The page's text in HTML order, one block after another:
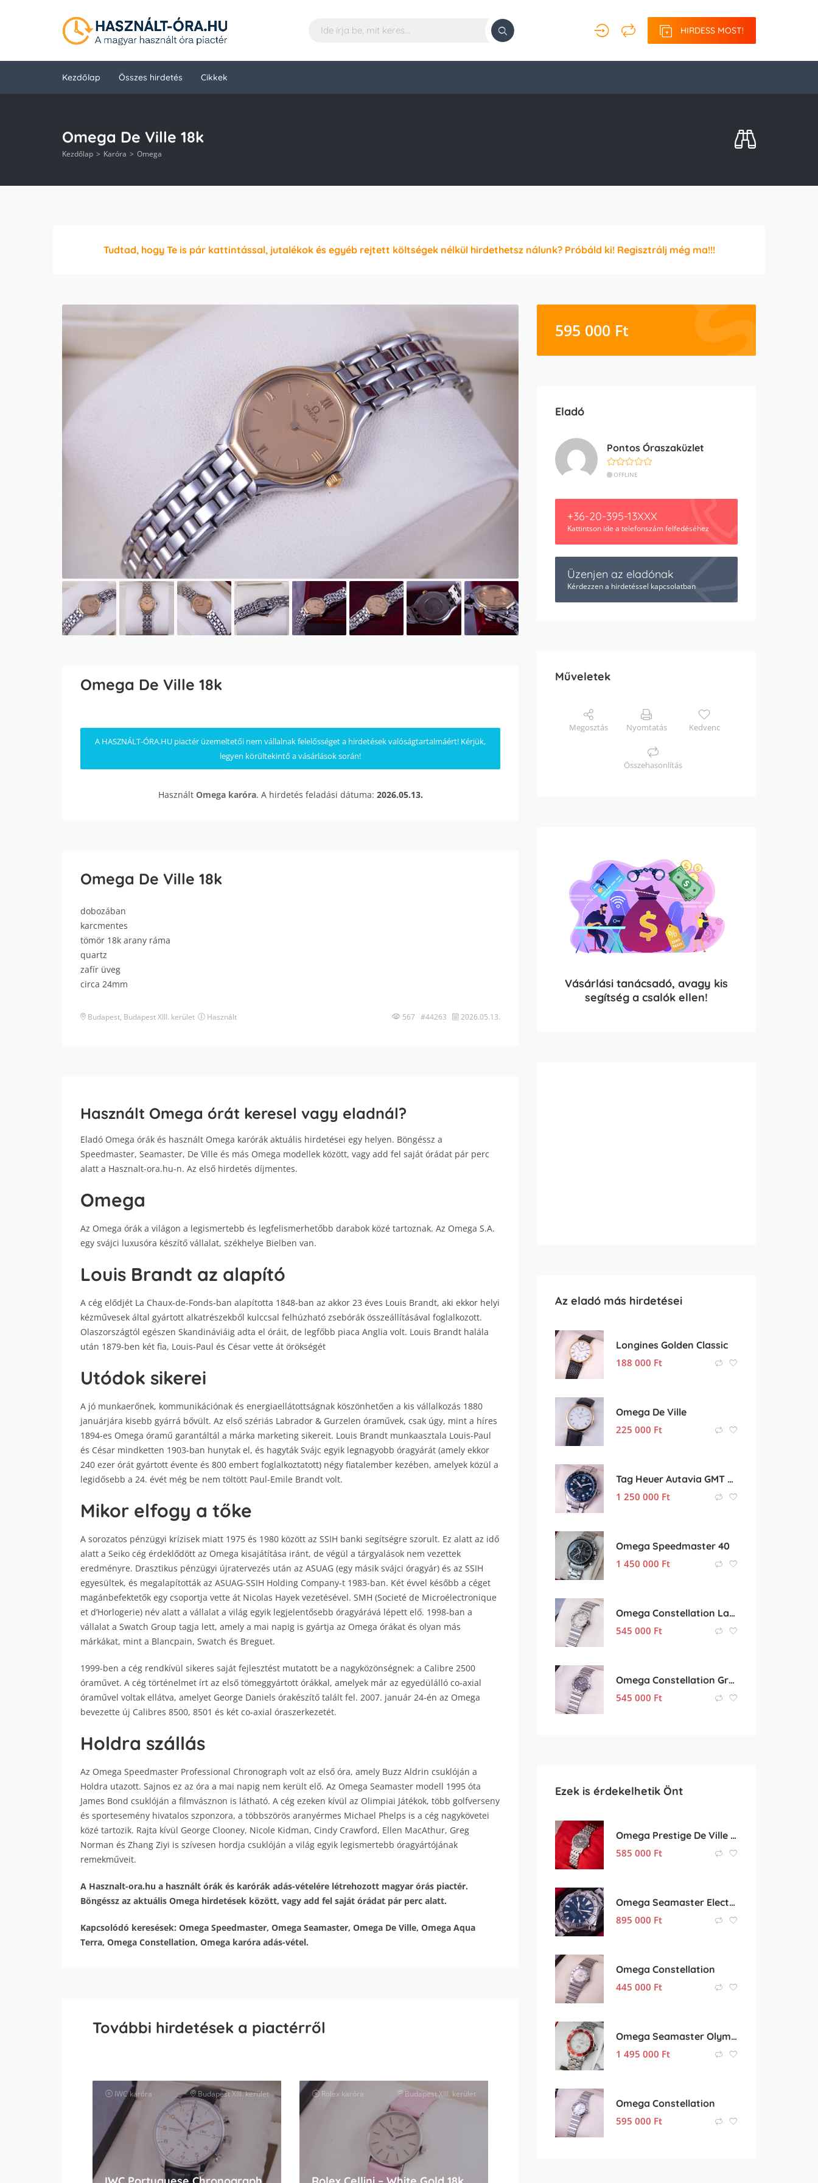
HIRDESS MOST!
Kezdőlap Összes hirdetés Cikkek
Omega De Ville 18k
Kezdőlap Karóra Omega
Tudtad, hogy Te is pár kattintással, jutalékok és egyéb rejtett költségek nélkül hirdethetsz nálunk? Próbáld ki! Regisztrálj még ma!!!
Omega De Ville 18k
A HASZNÁLT-ÓRA.HU piactér üzemeltetői nem vállalnak felelősséget a hirdetések valóságtartalmáért! Kérjük,
legyen körültekintő a vásárlások során!
Használt Omega karóra. A hirdetés feladási dátuma: 2026.05.13.
Omega De Ville 18k
dobozában
karcmentes
tömör 18k arany ráma
quartz
zafír üveg
circa 24mm
Budapest, Budapest XIII. kerület Használt 567 #44263 2026.05.13.
Használt Omega órát keresel vagy eladnál?
Eladó Omega órák és használt Omega karórák aktuális hirdetései egy helyen. Böngéssz a
Speedmaster, Seamaster, De Ville és más Omega modellek között, vagy add fel saját órádat pár perc
alatt a Hasznalt-ora.hu-n. Az első hirdetés díjmentes.
Omega
Az Omega órák a világon a legismertebb és legfelismerhetőbb darabok közé tartoznak. Az Omega S.A.
egy svájci luxusóra készítő vállalat, székhelye Bielben van.
Louis Brandt az alapító
A cég elődjét La Chaux-de-Fonds-ban alapította 1848-ban az akkor 23 éves Louis Brandt, aki ekkor helyi
kézművesek által gyártott alkatrészekből kulccsal felhúzható zsebórák összeállításával foglalkozott.
Olaszországtól egészen Skandináviáig adta el óráit, de legfőbb piaca Anglia volt. Louis Brandt halála
után 1879-ben két fia, Louis-Paul és César vette át örökségét
Utódok sikerei
A jó munkaerőnek, kommunikációnak és energiaellátottságnak köszönhetően a kis vállalkozás 1880
januárjára kisebb gyárrá bővült. Az első szériás Labrador & Gurzelen óraművek, csak úgy, mint a híres
1894-es Omega óramű garantáltál a márka marketing sikereit. Louis Brandt munkaasztala Louis-Paul
és César mindketten 1903-ban hunytak el, és hagyták Svájc egyik legnagyobb óragyárát (amely ekkor
240 ezer órát gyártott évente és 800 embert foglalkoztatott) négy fiatalember kezében, amelyek közül a
legidősebb a 24. évét még be nem töltött Paul-Emile Brandt volt.
Mikor elfogy a tőke
A sorozatos pénzügyi krízisek miatt 1975 és 1980 között az SSIH banki segítségre szorult. Ez alatt az idő
alatt a Seiko cég érdeklődött az Omega kisajátítása iránt, de végül a tárgyalások nem vezettek
eredményre. Drasztikus pénzügyi újratervezés után az ASUAG (egy másik svájci óragyár) és az SSIH
egyesültek, és megalapították az ASUAG-SSIH Holding Company-t 1983-ban. Két évvel később a céget
magánbefektetők egy csoportja vette át Nicolas Hayek vezetésével. SMH (Societé de Microélectronique
et d’Horlogerie) név alatt a vállalat a világ egyik legjelentősebb óragyárává lépett elő. 1998-ban a
vállalat a Swatch Group tagja lett, amely a mai napig is gyártja az Omega órákat és olyan más
márkákat, mint a Blancpain, Swatch és Breguet.
1999-ben a cég rendkívül sikeres saját fejlesztést mutatott be a nagyközönségnek: a Calibre 2500
óraművet. A cég történelmet írt az első tömeggyártott órákkal, amelyek már az egyedülálló co-axial
óraművel voltak ellátva, amelyet George Daniels órakészítő talált fel. 2007. január 24-én az Omega
bevezette új Calibres 8500, 8501 és két co-axial óraszerkezetét.
Holdra szállás
Az Omega Speedmaster Professional Chronograph volt az első óra, amely Buzz Aldrin csuklóján a
Holdra utazott. Sajnos ez az óra a mai napig nem került elő. Az Omega Seamaster modell 1995 óta
James Bond csuklóján a filmvásznon is látható. A cég ezeken kívül az Olimpiai Játékok, több golfverseny
és sportesemény hivatalos szponzora, a többszörös aranyérmes Michael Phelps is a cég nagykövetei
közé tartozik. Rajta kívül George Clooney, Nicole Kidman, Cindy Crawford, Ellen MacAthur, Greg
Norman és Zhang Ziyi is szívesen hordja csuklóján a világ egyik legismertebb óragyártójának
remekműveit.
A Hasznalt-ora.hu a használt órák és karórák adás-vételére létrehozott magyar órás piactér.
Böngéssz az aktuális Omega hirdetések között, vagy add fel saját órádat pár perc alatt.
Kapcsolódó keresések: Omega Speedmaster, Omega Seamaster, Omega De Ville, Omega Aqua
Terra, Omega Constellation, Omega karóra adás-vétel.
További hirdetések a piactérről
IWCkaróra Budapest XIII. kerület Rolex karóra Budapest XIII. kerület
595 000 Ft
Eladó
Pontos Óraszaküzlet
OFFLINE
+36-20-395-13XXX
Kattintson ide a telefonszám felfedéséhez
Üzenjen az eladónak
Kérdezzen a hirdetéssel kapcsolatban
Műveletek
Megosztás Nyomtatás Kedvenc
Összehasonlítás
Vásárlási tanácsadó, avagy kis
segítség a csalók ellen!
Az eladó más hirdetései
Longines Golden Classic
188 000 Ft
Omega De Ville
225 000 Ft
Tag Heuer Autavia GMT Batman
1 250 000 Ft
Omega Speedmaster 40
1 450 000 Ft
Omega Constellation Lady
545 000 Ft
Omega Constellation Gray
545 000 Ft
Ezek is érdekelhetik Önt
Omega Prestige De Ville Lady
585 000 Ft
Omega Seamaster Electric Blue
895 000 Ft
Omega Constellation
445 000 Ft
Omega Seamaster Olympic Edition
1 495 000 Ft
Omega Constellation
595 000 Ft